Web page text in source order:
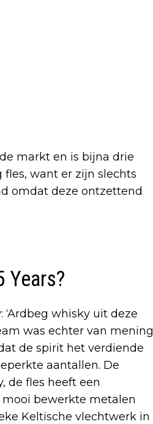
markt en is bijna drie
want er zijn slechts
omdat deze ontzettend
Years?
whisky uit deze
was echter van mening
de spirit het verdiende
aantallen. ​ De
de fles heeft een
bewerkte metalen
Keltische vlechtwerk in